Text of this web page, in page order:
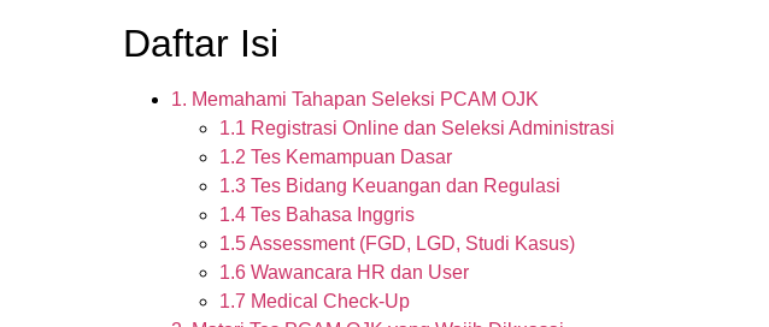
Daftar Isi
1. Memahami Tahapan Seleksi PCAM OJK
1.1 Registrasi Online dan Seleksi Administrasi
1.2 Tes Kemampuan Dasar
1.3 Tes Bidang Keuangan dan Regulasi
1.4 Tes Bahasa Inggris
1.5 Assessment (FGD, LGD, Studi Kasus)
1.6 Wawancara HR dan User
1.7 Medical Check-Up